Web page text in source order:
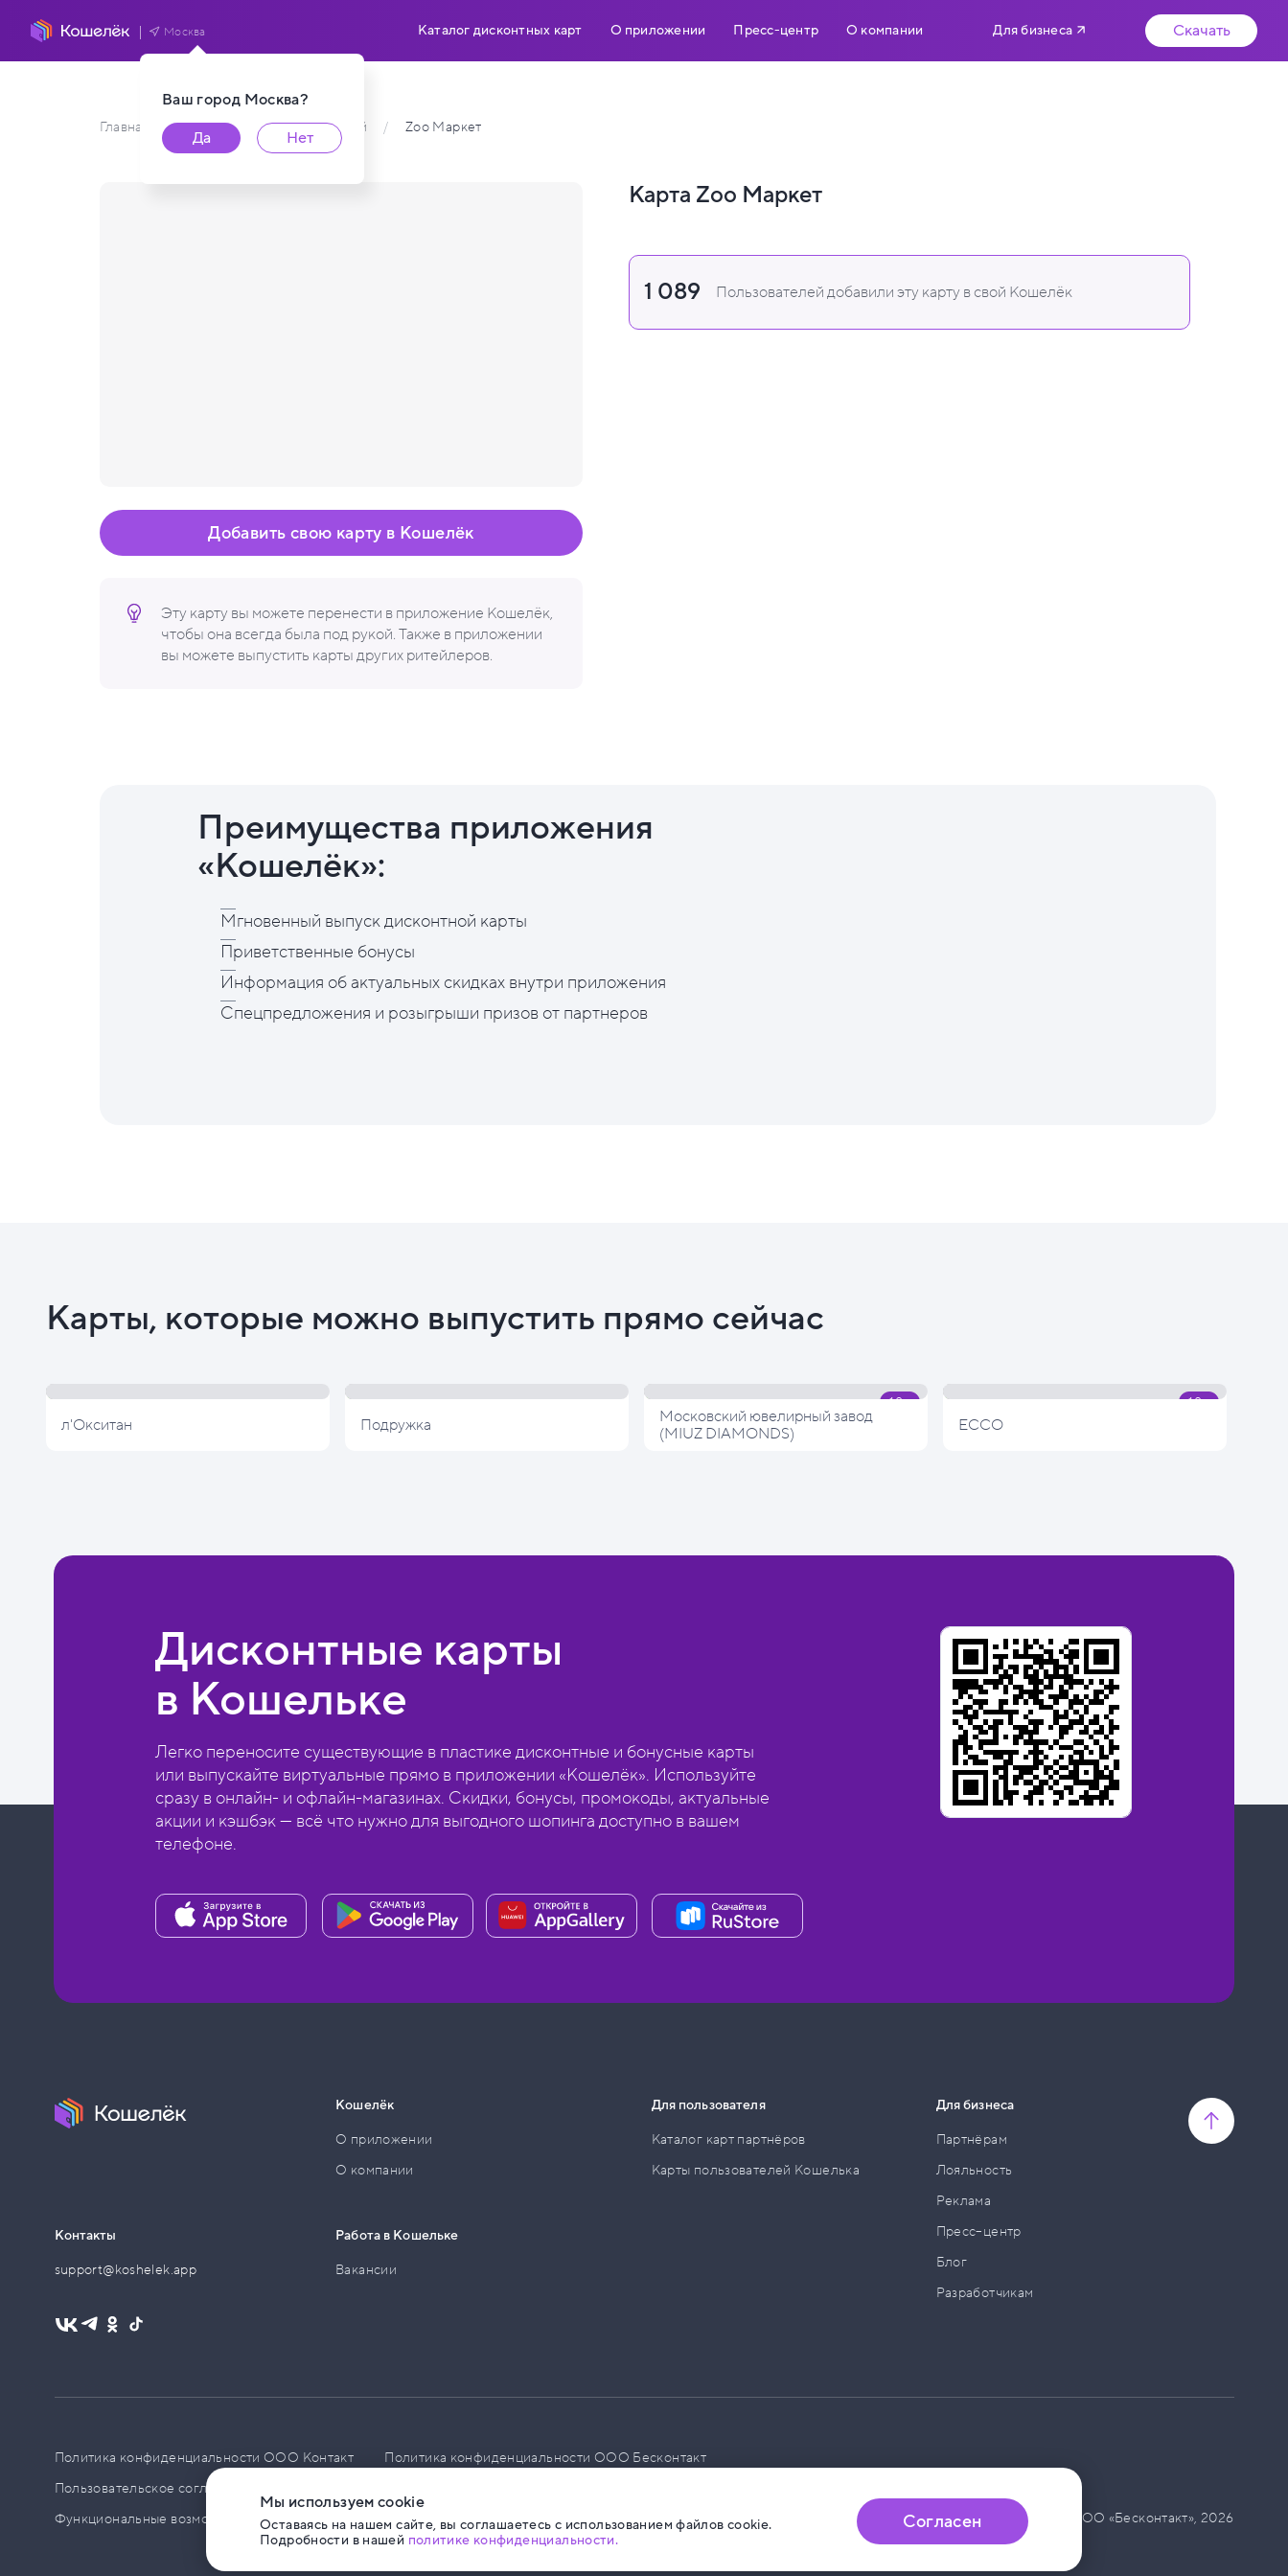
Ваш город Москва?
Да
Нет
Москва Каталог дисконтных карт О приложении Пресс-центр О компании Для бизнеса Скачать
Главная / Каталог карт пользователей / Zoo Маркет
Эту карту вы можете перенести в приложение Кошелёк,
чтобы она всегда была под рукой. Также в приложении
вы можете выпустить карты других ритейлеров.
Добавить свою карту в Кошелёк
Карта Zoo Маркет
1 089 Пользователей добавили эту карту в свой Кошелёк
Преимущества приложения
«Кошелёк»:
Мгновенный выпуск дисконтной карты
Приветственные бонусы
Информация об актуальных скидках внутри приложения
Спецпредложения и розыгрыши призов от партнеров
Карты, которые можно выпустить прямо сейчас
л'Окситан Подружка
Московский ювелирный завод
(MIUZ DIAMONDS)
ECCO
Дисконтные карты
в Кошельке
Легко переносите существующие в пластике дисконтные и бонусные карты
или выпускайте виртуальные прямо в приложении «Кошелёк». Используйте
сразу в онлайн- и офлайн-магазинах. Скидки, бонусы, промокоды, актуальные
акции и кэшбэк — всё что нужно для выгодного шопинга доступно в вашем
телефоне.
Контакты
support@koshelek.app
Кошелёк
О приложении
О компании
Работа в Кошельке
Вакансии
Для пользователя
Каталог карт партнёров
Карты пользователей Кошелька
Для бизнеса
Партнёрам
Лояльность
Реклама
Пресс–центр
Блог
Разработчикам
Политика конфиденциальности ООО Контакт
Политика конфиденциальности ООО Бесконтакт
Пользовательское соглашение
Функциональные возможности ПО
© ООО «Бесконтакт», 2026
Мы используем cookie
Оставаясь на нашем сайте, вы соглашаетесь с использованием файлов cookie.
Подробности в нашей политике конфиденциальности.
Согласен